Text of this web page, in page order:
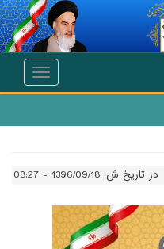
Toggle
در تاریخ ش, 1396/09/18 - 08:27